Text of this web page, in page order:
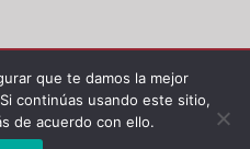
Cabalá | VOPUS, Portal
y Realidad, en ¡Leer en línea! y
que te damos la mejor
continúas usando este sitio,
de acuerdo con ello.